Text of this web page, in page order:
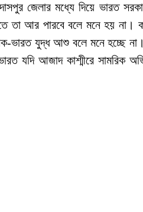
জেলার মধ্যে দিয়ে ভারত
তা আর পারবে বলে মনে হয় না।
যুদ্ধ আশু বলে মনে হচ্ছে না।
যদি আজাদ কাশ্মীরে সামরিক